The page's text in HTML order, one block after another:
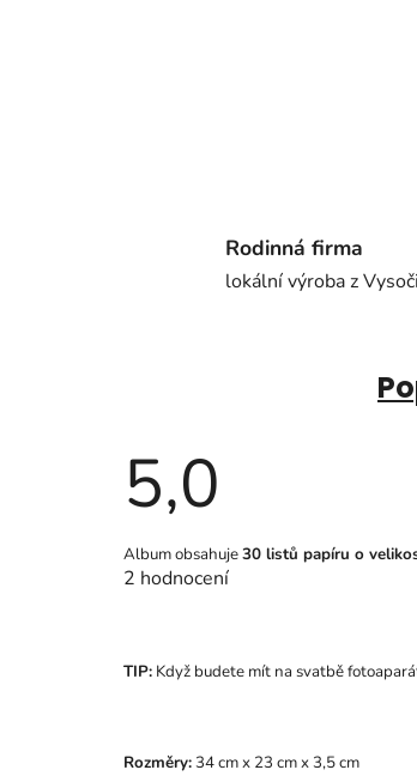
Rodinná firma
lokální výroba z
5,0
Průměrné
hodnocení
produktu
5
hvězdiček.
2 hodnocení
Album obsahuje30 listů papíru o
TIP: Když budete mít na svatbě
Rozměry:34 cm x 23 cm x 3,5 cm